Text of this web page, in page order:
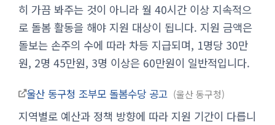
히 가끔 봐주는 것이 아니라 월 40시간 이상 지속적으
로 돌봄 활동을 해야 지원 대상이 됩니다. 지원 금액은
돌보는 손주의 수에 따라 차등 지급되며, 1명당 30만
원, 2명 45만원, 3명 이상은 60만원이 일반적입니다.
울산 동구청 조부모 돌봄수당 공고 울산 동구청
지역별로 예산과 정책 방향에 따라 지원 기간이 다릅니